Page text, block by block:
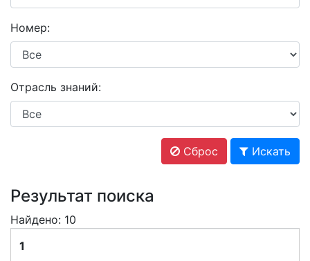
Номер:
Отрасль знаний:
Сброс Искать
Результат поиска
Найдено: 10
1